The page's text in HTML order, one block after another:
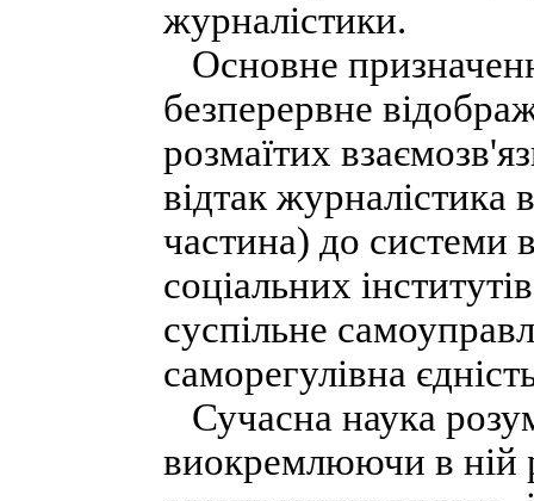
журналістики.
Основне
безперервне
розмаїтих
відтак журналістика
частина) до системи
соціальних
суспільне
саморегулівна
Сучасна наука
виокремлюючи в ній